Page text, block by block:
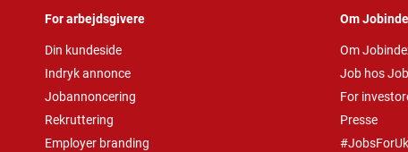
For arbejdsgivere
Din kundeside
Indryk annonce
Jobannoncering
Rekruttering
Employer branding
Om
Om
Job hos
For
Presse